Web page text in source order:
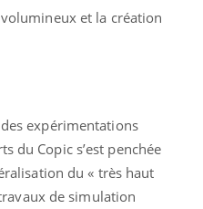
et la création
expérimentations
du Copic s’est penchée
du « très haut
de simulation